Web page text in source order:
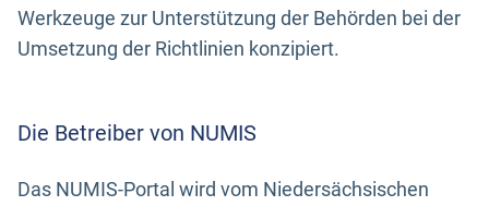
Werkzeuge zur Unterstützung der Behörden bei der
Umsetzung der Richtlinien konzipiert.
Die Betreiber von NUMIS
Das NUMIS-Portal wird vom Niedersächsischen